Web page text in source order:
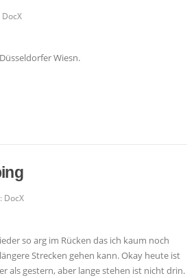
DocX
Wiesn.
DocX
so arg im Rücken das ich kaum noch
Strecken gehen kann. Okay heute ist
als gestern, aber lange stehen ist nicht drin.